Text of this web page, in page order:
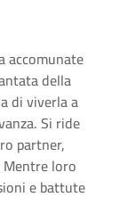
accomunate
della
di viverla a
Si ride
partner,
loro
e battute